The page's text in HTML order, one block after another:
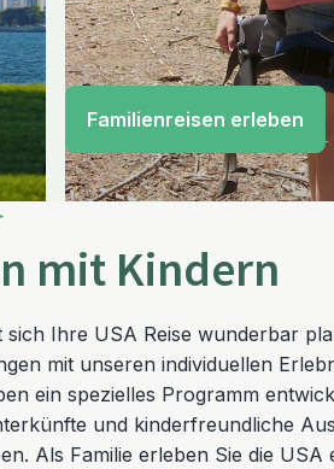
Familienreisen erleben
mit Kindern
sich Ihre USA Reise wunderbar
mit unseren individuellen
ein spezielles Programm
und kinderfreundliche
Als Familie erleben Sie die